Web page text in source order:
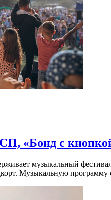
«Бонд с
музыкальный
Музыкальную программу